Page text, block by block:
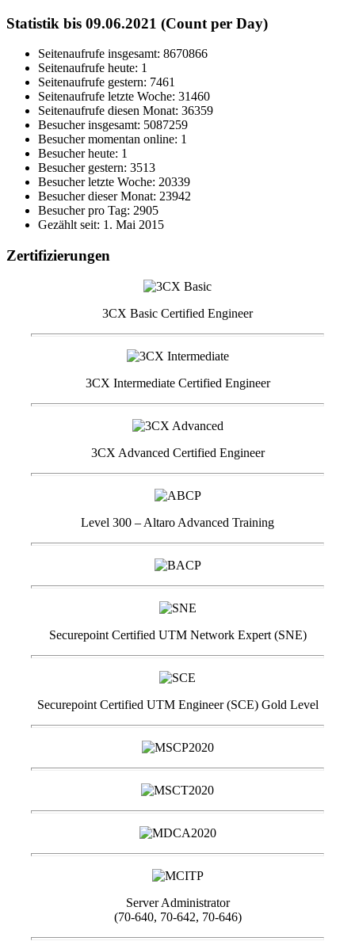
Statistik bis 09.06.2021 (Count per Day)
Seitenaufrufe insgesamt: 8670866
Seitenaufrufe heute: 1
Seitenaufrufe gestern: 7461
Seitenaufrufe letzte Woche: 31460
Seitenaufrufe diesen Monat: 36359
Besucher insgesamt: 5087259
Besucher momentan online: 1
Besucher heute: 1
Besucher gestern: 3513
Besucher letzte Woche: 20339
Besucher dieser Monat: 23942
Besucher pro Tag: 2905
Gezählt seit: 1. Mai 2015
Zertifizierungen
3CX Basic Certified Engineer
3CX Intermediate Certified Engineer
3CX Advanced Certified Engineer
Level 300 – Altaro Advanced Training
Securepoint Certified UTM Network Expert (SNE)
Securepoint Certified UTM Engineer (SCE) Gold Level
Server Administrator
(70-640, 70-642, 70-646)